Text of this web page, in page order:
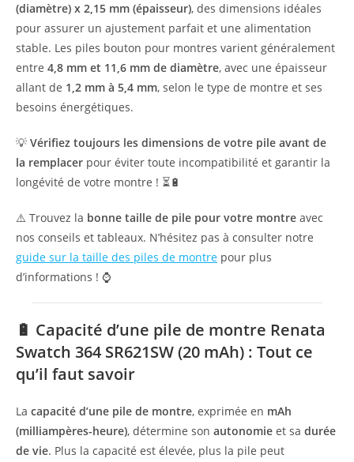
(diamètre) x 2,15 mm (épaisseur), des dimensions idéales
pour assurer un ajustement parfait et une alimentation
stable. Les piles bouton pour montres varient généralement
entre 4,8 mm et 11,6 mm de diamètre, avec une épaisseur
allant de 1,2 mm à 5,4 mm, selon le type de montre et ses
besoins énergétiques.
💡 Vérifiez toujours les dimensions de votre pile avant de
la remplacer pour éviter toute incompatibilité et garantir la
longévité de votre montre ! ⏳🔋
⚠️ Trouvez la bonne taille de pile pour votre montre avec
nos conseils et tableaux. N’hésitez pas à consulter notre
guide sur la taille des piles de montre pour plus
d’informations ! ⌚
🔋 Capacité d’une pile de montre Renata
Swatch 364 SR621SW (20 mAh) : Tout ce
qu’il faut savoir
La capacité d’une pile de montre, exprimée en mAh
(milliampères-heure), détermine son autonomie et sa durée
de vie. Plus la capacité est élevée, plus la pile peut